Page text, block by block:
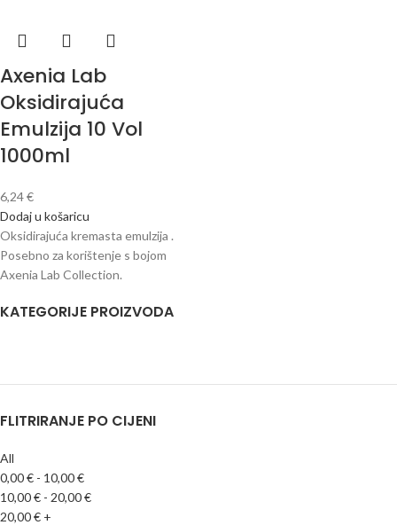
KATEGORIJE PROIZVODA
FLITRIRANJE PO CIJENI
All
0,00€ - 10,00€
10,00€ - 20,00€
20,00€ +
Axenia Lab
Oksidirajuća
Emulzija 10 Vol
1000ml
6,24€
Dodaj u košaricu
Oksidirajuća kremasta emulzija .
Posebno za korištenje s bojom
Axenia Lab Collection.